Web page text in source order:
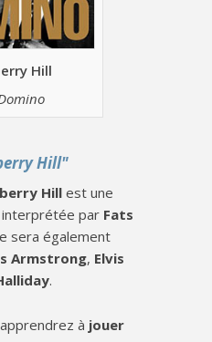
Hill
Hill"
Hill est une
interprétée par Fats
sera également
Armstrong, Elvis
.
à jouer